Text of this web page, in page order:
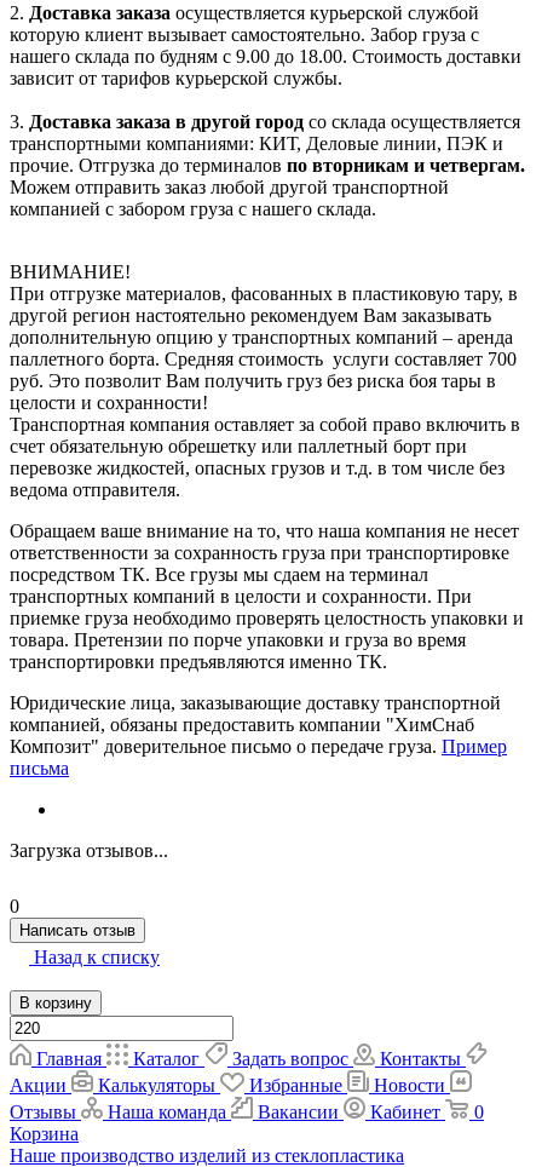
2. Доставка заказа осуществляется курьерской службой
которую клиент вызывает самостоятельно. Забор груза с
нашего склада по будням с 9.00 до 18.00. Стоимость доставки
зависит от тарифов курьерской службы.
3. Доставка заказа в другой город со склада осуществляется
транспортными компаниями: КИТ, Деловые линии, ПЭК и
прочие. Отгрузка до терминалов по вторникам и четвергам.
Можем отправить заказ любой другой транспортной
компанией с забором груза с нашего склада.
ВНИМАНИЕ!
При отгрузке материалов, фасованных в пластиковую тару, в
другой регион настоятельно рекомендуем Вам заказывать
дополнительную опцию у транспортных компаний – аренда
паллетного борта. Средняя стоимость услуги составляет 700
руб. Это позволит Вам получить груз без риска боя тары в
целости и сохранности!
Транспортная компания оставляет за собой право включить в
счет обязательную обрешетку или паллетный борт при
перевозке жидкостей, опасных грузов и т.д. в том числе без
ведома отправителя.
Обращаем ваше внимание на то, что наша компания не несет
ответственности за сохранность груза при транспортировке
посредством ТК. Все грузы мы сдаем на терминал
транспортных компаний в целости и сохранности. При
приемке груза необходимо проверять целостность упаковки и
товара. Претензии по порче упаковки и груза во время
транспортировки предъявляются именно ТК.
Юридические лица, заказывающие доставку транспортной
компанией, обязаны предоставить компании "ХимСнаб
Композит" доверительное письмо о передаче груза. Пример
письма
Загрузка отзывов...
0
Написать отзыв
Назад к списку
В корзину
Главная Каталог Задать вопрос
Контакты
Акции
Калькуляторы Избранные
Новости
Отзывы
Наша команда Вакансии Кабинет
0
Корзина
Наше производство изделий из стеклопластика